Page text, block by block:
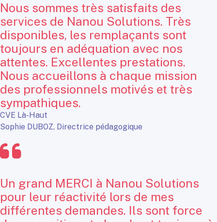
Nous sommes très satisfaits des
services de Nanou Solutions. Très
disponibles, les remplaçants sont
toujours en adéquation avec nos
attentes. Excellentes prestations.
Nous accueillons à chaque mission
des professionnels motivés et très
sympathiques.
CVE Là-Haut
Sophie DUBOZ, Directrice pédagogique
Un grand MERCI à Nanou Solutions
pour leur réactivité lors de mes
différentes demandes. Ils sont force